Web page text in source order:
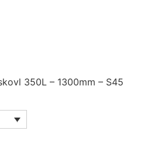
350L – 1300mm – S45